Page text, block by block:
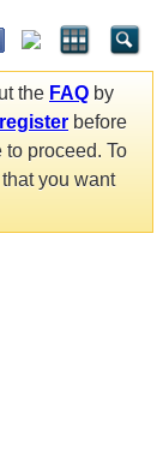
the FAQ by
register before
proceed. To
you want